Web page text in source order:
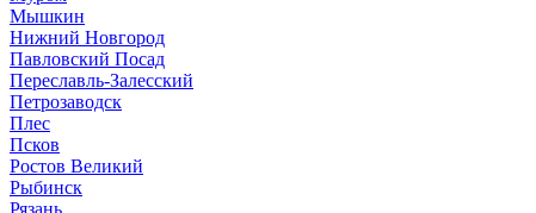
Мышкин
Нижний Новгород
Павловский Посад
Переславль-Залесский
Петрозаводск
Плес
Псков
Ростов Великий
Рыбинск